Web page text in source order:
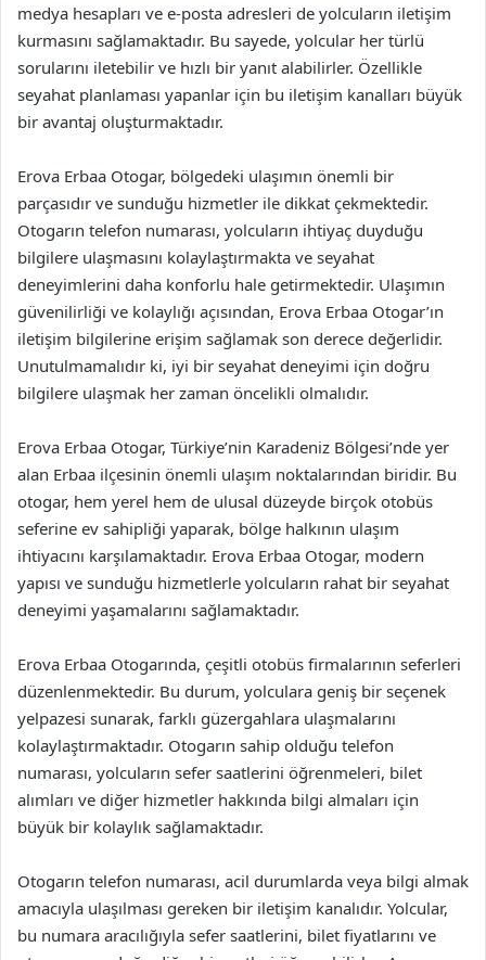
medya hesapları ve e-posta adresleri de yolcuların iletişim
kurmasını sağlamaktadır. Bu sayede, yolcular her türlü
sorularını iletebilir ve hızlı bir yanıt alabilirler. Özellikle
seyahat planlaması yapanlar için bu iletişim kanalları büyük
bir avantaj oluşturmaktadır.
Erova Erbaa Otogar, bölgedeki ulaşımın önemli bir
parçasıdır ve sunduğu hizmetler ile dikkat çekmektedir.
Otogarın telefon numarası, yolcuların ihtiyaç duyduğu
bilgilere ulaşmasını kolaylaştırmakta ve seyahat
deneyimlerini daha konforlu hale getirmektedir. Ulaşımın
güvenilirliği ve kolaylığı açısından, Erova Erbaa Otogar’ın
iletişim bilgilerine erişim sağlamak son derece değerlidir.
Unutulmamalıdır ki, iyi bir seyahat deneyimi için doğru
bilgilere ulaşmak her zaman öncelikli olmalıdır.
Erova Erbaa Otogar, Türkiye’nin Karadeniz Bölgesi’nde yer
alan Erbaa ilçesinin önemli ulaşım noktalarından biridir. Bu
otogar, hem yerel hem de ulusal düzeyde birçok otobüs
seferine ev sahipliği yaparak, bölge halkının ulaşım
ihtiyacını karşılamaktadır. Erova Erbaa Otogar, modern
yapısı ve sunduğu hizmetlerle yolcuların rahat bir seyahat
deneyimi yaşamalarını sağlamaktadır.
Erova Erbaa Otogarında, çeşitli otobüs firmalarının seferleri
düzenlenmektedir. Bu durum, yolculara geniş bir seçenek
yelpazesi sunarak, farklı güzergahlara ulaşmalarını
kolaylaştırmaktadır. Otogarın sahip olduğu telefon
numarası, yolcuların sefer saatlerini öğrenmeleri, bilet
alımları ve diğer hizmetler hakkında bilgi almaları için
büyük bir kolaylık sağlamaktadır.
Otogarın telefon numarası, acil durumlarda veya bilgi almak
amacıyla ulaşılması gereken bir iletişim kanalıdır. Yolcular,
bu numara aracılığıyla sefer saatlerini, bilet fiyatlarını ve